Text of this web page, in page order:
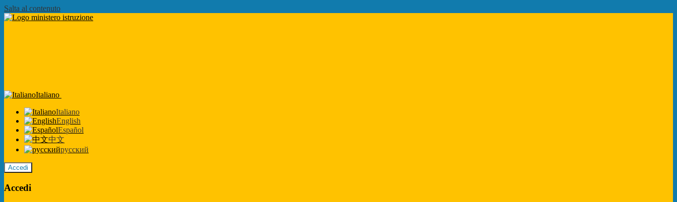
Salta al contenuto
Italiano
Italiano
English
Español
中文
русский
Accedi
Accedi